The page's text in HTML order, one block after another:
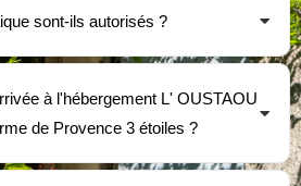
sont-ils autorisés ?
à l'hébergement L' OUSTAOU
de Provence 3 étoiles ?